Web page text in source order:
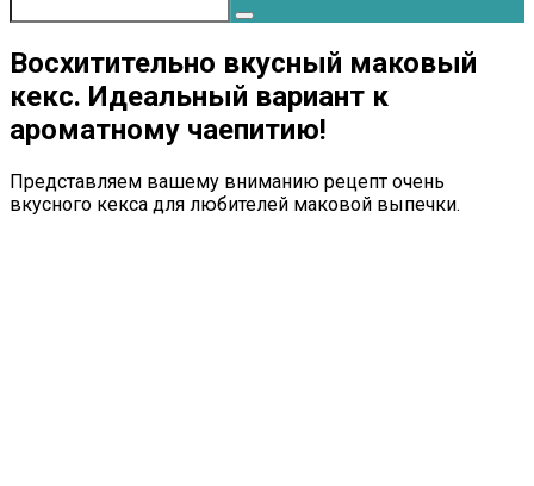
Восхитительно вкусный маковый
кекс. Идеальный вариант к
ароматному чаепитию!
Представляем вашему вниманию рецепт очень
вкусного кекса для любителей маковой выпечки.